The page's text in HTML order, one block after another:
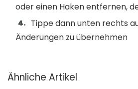
oder einen Haken entfernen,
Tippe dann unten rechts
Änderungen zu übernehmen
Ähnliche Artikel